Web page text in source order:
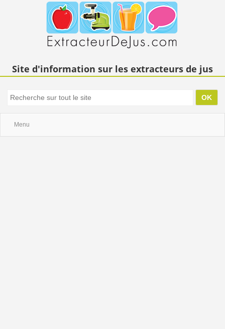
Site d'information sur les extracteurs de jus
Menu